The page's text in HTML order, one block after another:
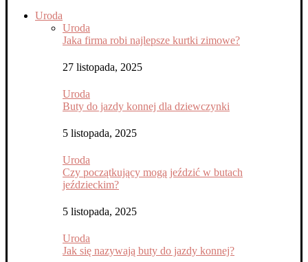
Uroda
Uroda
Jaka firma robi najlepsze kurtki zimowe?
27 listopada, 2025
Uroda
Buty do jazdy konnej dla dziewczynki
5 listopada, 2025
Uroda
Czy początkujący mogą jeździć w butach
jeździeckim?
5 listopada, 2025
Uroda
Jak się nazywają buty do jazdy konnej?